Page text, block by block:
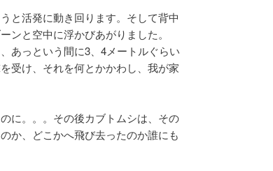
と活発に動き回ります。そして背中
ンと空中に浮かびあがりました。
あっという間に3、4メートルぐらい
受け、それを何とかかわし、我が家
に。。。その後カブトムシは、その
か、どこかへ飛び去ったのか誰にも